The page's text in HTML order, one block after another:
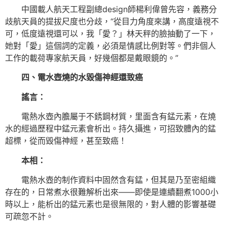
中國載人航天工程副總design師楊利偉曾先容，義務分
歧航天員的提拔尺度也分歧，“從目力角度來講，高度遠視不
可，低度遠視還可以，我「愛？」林天秤的臉抽動了一下，
她對「愛」這個詞的定義，必須是情感比例對等。們非個人
工作的載荷專家航天員，好幾個都是戴眼鏡的。”
四、電水壺燒的水毀傷神經還致癌
謠言：
電熱水壺內膽屬于不銹鋼材質，里面含有錳元素，在燒
水的經過歷程中錳元素會析出。持久攝進，可招致體內的錳
超標，從而毀傷神經，甚至致癌！
本相：
電熱水壺的制作資料中固然含有錳，但其是乃至密組織
存在的，日常煮水很難解析出來——即使是連續翻煮1000小
時以上，能析出的錳元素也是很無限的，對人體的影響基礎
可疏忽不計。